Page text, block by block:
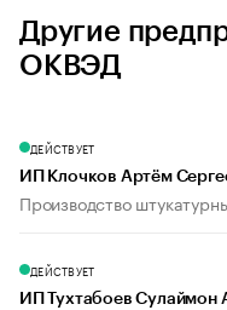
Другие
ОКВЭД
ДЕЙСТВУЕТ
ИП Клочков Артём
Производство
ДЕЙСТВУЕТ
ИП Тухтабоев Сулаймон